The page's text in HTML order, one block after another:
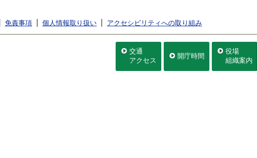
免責事項 個人情報取り扱い アクセシビリティへの取り組み
交通
アクセス
開庁時間
役場
組織案内